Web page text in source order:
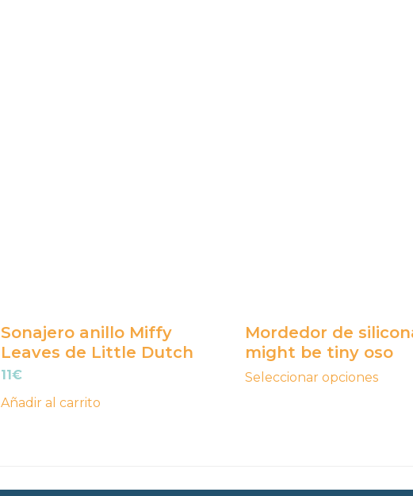
Sonajero anillo Miffy
Leaves de Little Dutch
11€
Añadir al carrito
Mordedor de
might be tiny oso
Seleccionar opciones
la
página
de